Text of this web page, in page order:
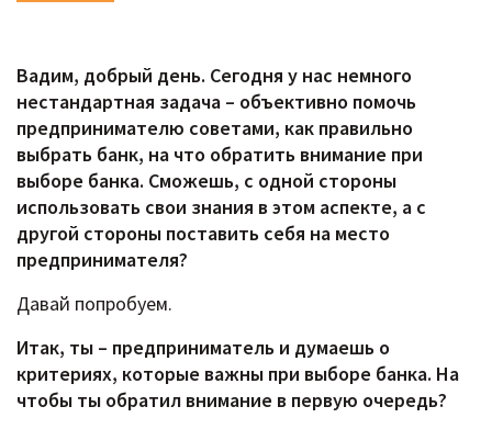
Вадим, добрый день. Сегодня у нас немного
нестандартная задача – объективно помочь
предпринимателю советами, как правильно
выбрать банк, на что обратить внимание при
выборе банка. Сможешь, с одной стороны
использовать свои знания в этом аспекте, а с
другой стороны поставить себя на место
предпринимателя?
Давай попробуем.
Итак, ты – предприниматель и думаешь о
критериях, которые важны при выборе банка. На
чтобы ты обратил внимание в первую очередь?